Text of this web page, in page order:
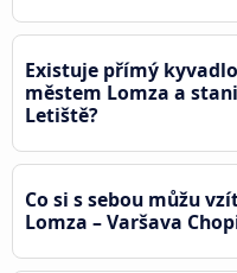
Existuje přímý
městem Lomza a
Letiště?
Co si s sebou můžu
Lomza – Varšava